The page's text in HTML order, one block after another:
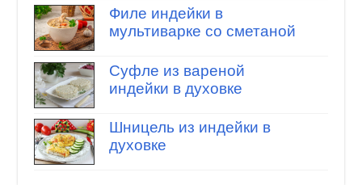
Филе индейки в
мультиварке со сметаной
Суфле из вареной
индейки в духовке
Шницель из индейки в
духовке